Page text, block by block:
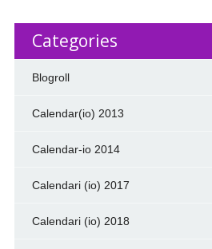
Categories
Blogroll
Calendar(io) 2013
Calendar-io 2014
Calendari (io) 2017
Calendari (io) 2018